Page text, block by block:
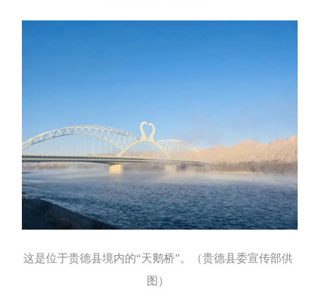
这是位于贵德县境内的“天鹅桥”。（贵德县委宣传部供
图）